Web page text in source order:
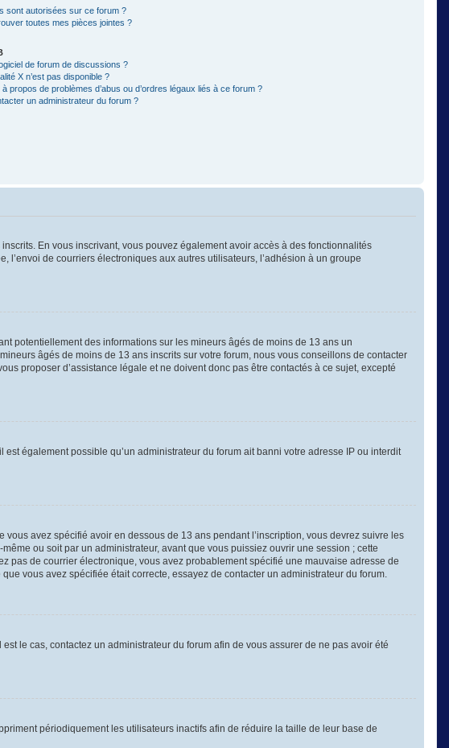
sont autorisées sur ce forum ?
toutes mes pièces jointes ?
de forum de discussions ?
X n’est pas disponible ?
propos de problèmes d’abus ou d’ordres légaux liés à ce forum ?
un administrateur du forum ?
En vous inscrivant, vous pouvez également avoir accès à des fonctionnalités
l’envoi de courriers électroniques aux autres utilisateurs, l’adhésion à un groupe
potentiellement des informations sur les mineurs âgés de moins de 13 ans un
âgés de moins de 13 ans inscrits sur votre forum, nous vous conseillons de contacter
proposer d’assistance légale et ne doivent donc pas être contactés à ce sujet, excepté
également possible qu’un administrateur du forum ait banni votre adresse IP ou interdit
avez spécifié avoir en dessous de 13 ans pendant l’inscription, vous devrez suivre les
ou soit par un administrateur, avant que vous puissiez ouvrir une session ; cette
pas de courrier électronique, vous avez probablement spécifié une mauvaise adresse de
vous avez spécifiée était correcte, essayez de contacter un administrateur du forum.
le cas, contactez un administrateur du forum afin de vous assurer de ne pas avoir été
périodiquement les utilisateurs inactifs afin de réduire la taille de leur base de